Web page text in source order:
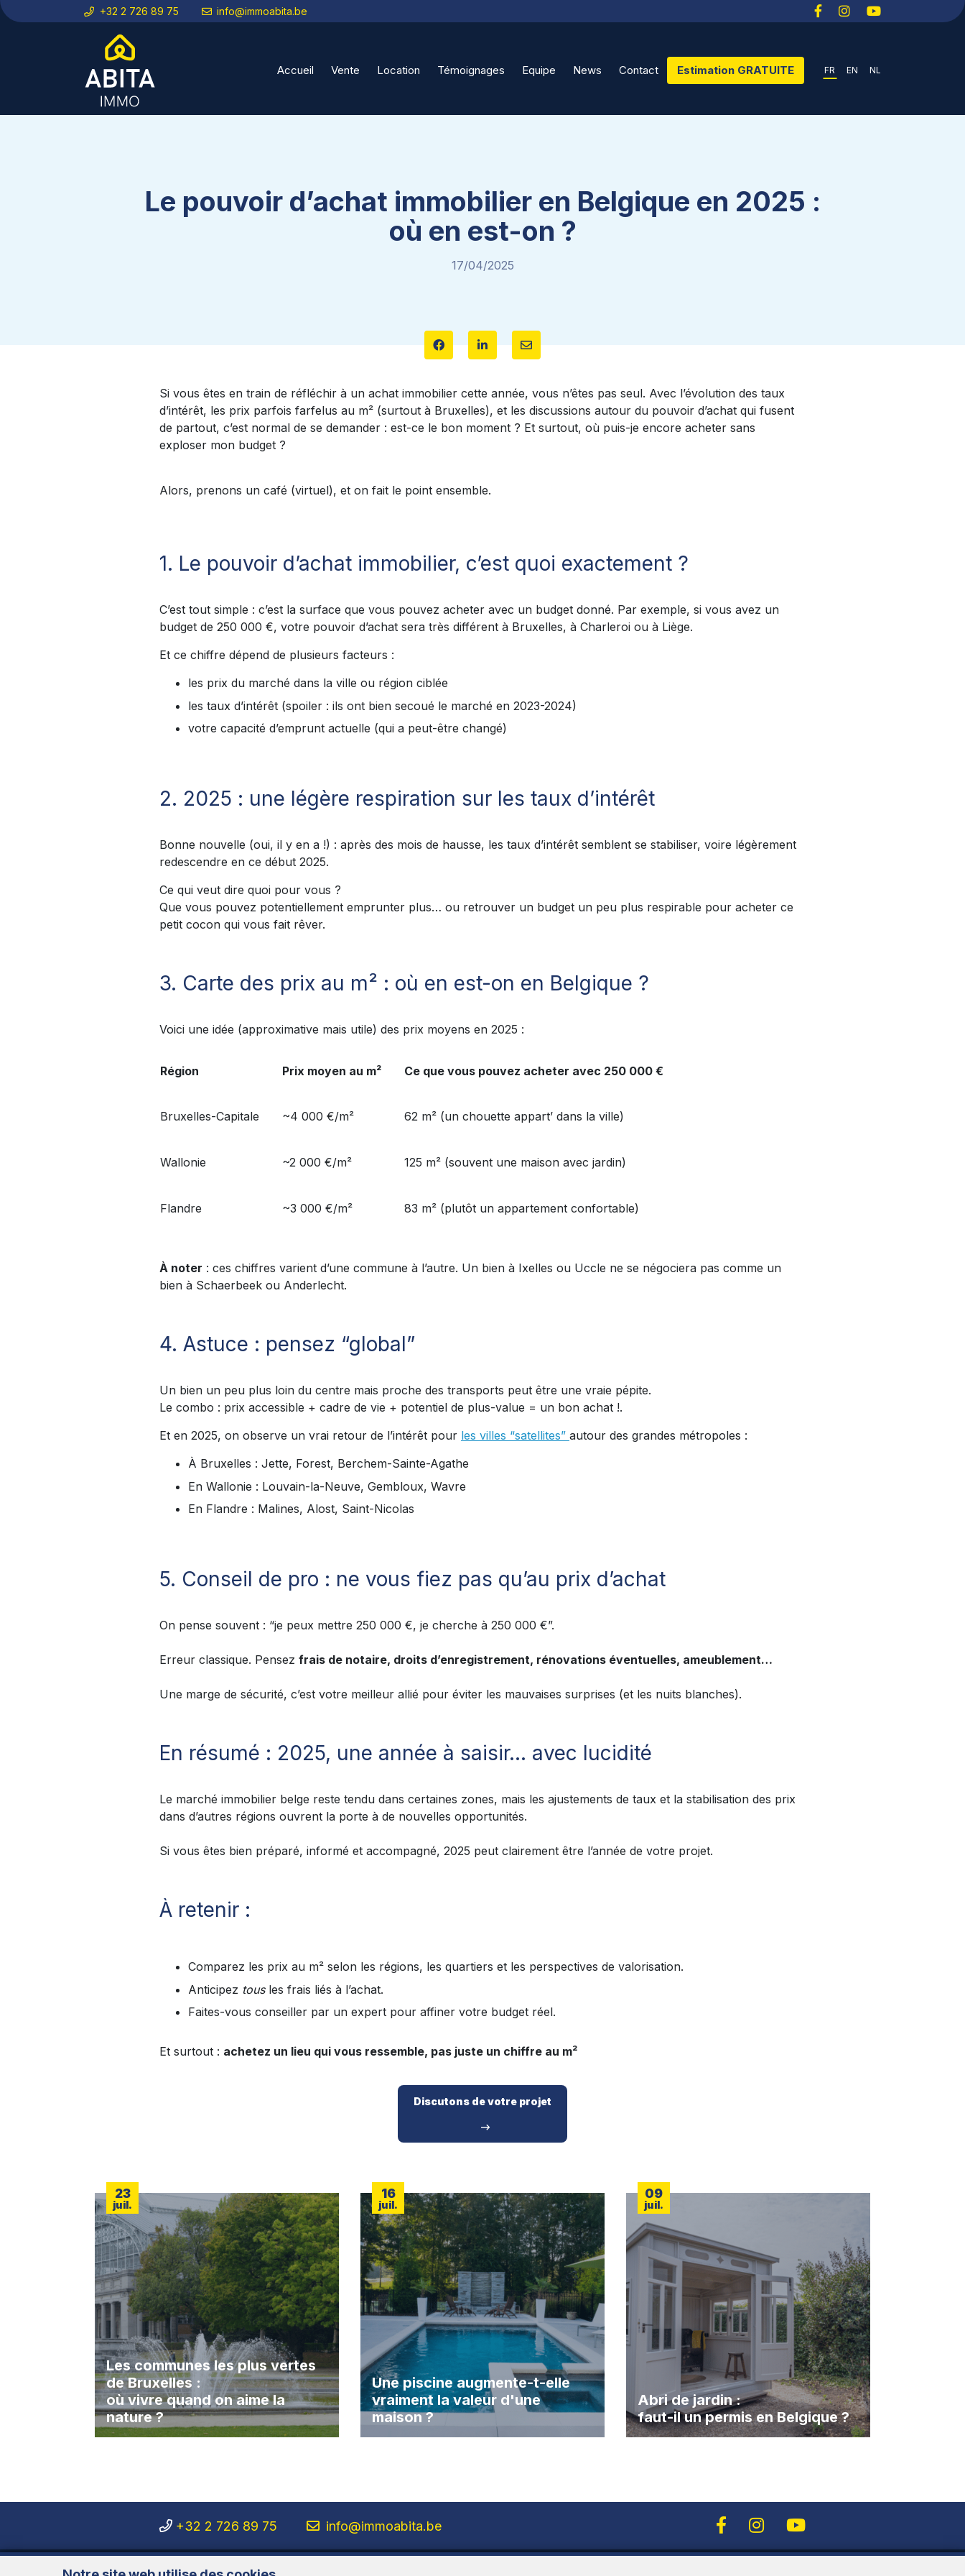
+32 2 726 89 75 info@immoabita.be
Accueil Vente Location Témoignages Equipe News Contact Estimation GRATUITE FR EN NL
Le pouvoir d’achat immobilier en Belgique en 2025 :
où en est-on ?
17/04/2025
Si vous êtes en train de réfléchir à un achat immobilier cette année, vous n’êtes pas seul. Avec l’évolution des taux
d’intérêt, les prix parfois farfelus au m² (surtout à Bruxelles), et les discussions autour du pouvoir d’achat qui fusent
de partout, c’est normal de se demander : est-ce le bon moment ? Et surtout, où puis-je encore acheter sans
exploser mon budget ?
Alors, prenons un café (virtuel), et on fait le point ensemble.
1. Le pouvoir d’achat immobilier, c’est quoi exactement ?
C’est tout simple : c’est la surface que vous pouvez acheter avec un budget donné. Par exemple, si vous avez un
budget de 250 000 €, votre pouvoir d’achat sera très différent à Bruxelles, à Charleroi ou à Liège.
Et ce chiffre dépend de plusieurs facteurs :
les prix du marché dans la ville ou région ciblée
les taux d’intérêt (spoiler : ils ont bien secoué le marché en 2023-2024)
votre capacité d’emprunt actuelle (qui a peut-être changé)
2. 2025 : une légère respiration sur les taux d’intérêt
Bonne nouvelle (oui, il y en a !) : après des mois de hausse, les taux d’intérêt semblent se stabiliser, voire légèrement
redescendre en ce début 2025.
Ce qui veut dire quoi pour vous ?
Que vous pouvez potentiellement emprunter plus… ou retrouver un budget un peu plus respirable pour acheter ce
petit cocon qui vous fait rêver.
3. Carte des prix au m² : où en est-on en Belgique ?
Voici une idée (approximative mais utile) des prix moyens en 2025 :
Région Prix moyen au m² Ce que vous pouvez acheter avec 250 000 €
Bruxelles-Capitale ~4 000 €/m² 62 m² (un chouette appart’ dans la ville)
Wallonie ~2 000 €/m² 125 m² (souvent une maison avec jardin)
Flandre ~3 000 €/m² 83 m² (plutôt un appartement confortable)
À noter : ces chiffres varient d’une commune à l’autre. Un bien à Ixelles ou Uccle ne se négociera pas comme un
bien à Schaerbeek ou Anderlecht.
4. Astuce : pensez “global”
Un bien un peu plus loin du centre mais proche des transports peut être une vraie pépite.
Le combo : prix accessible + cadre de vie + potentiel de plus-value = un bon achat !.
Et en 2025, on observe un vrai retour de l’intérêt pour les villes “satellites” autour des grandes métropoles :
À Bruxelles : Jette, Forest, Berchem-Sainte-Agathe
En Wallonie : Louvain-la-Neuve, Gembloux, Wavre
En Flandre : Malines, Alost, Saint-Nicolas
5. Conseil de pro : ne vous fiez pas qu’au prix d’achat
On pense souvent : “je peux mettre 250 000 €, je cherche à 250 000 €”.
Erreur classique. Pensez frais de notaire, droits d’enregistrement, rénovations éventuelles, ameublement…
Une marge de sécurité, c’est votre meilleur allié pour éviter les mauvaises surprises (et les nuits blanches).
En résumé : 2025, une année à saisir… avec lucidité
Le marché immobilier belge reste tendu dans certaines zones, mais les ajustements de taux et la stabilisation des prix
dans d’autres régions ouvrent la porte à de nouvelles opportunités.
Si vous êtes bien préparé, informé et accompagné, 2025 peut clairement être l’année de votre projet.
À retenir :
Comparez les prix au m² selon les régions, les quartiers et les perspectives de valorisation.
Anticipez tousles frais liés à l’achat.
Faites-vous conseiller par un expert pour affiner votre budget réel.
Et surtout : achetez un lieu qui vous ressemble, pas juste un chiffre au m²
Discutons de votre projet
23
juil.
Les communes les plus vertes
de Bruxelles :
où vivre quand on aime la
nature ?
16
juil.
Une piscine augmente-t-elle
vraiment la valeur d'une
maison ?
09
juil.
Abri de jardin :
faut-il un permis en Belgique ?
+32 2 726 89 75 info@immoabita.be